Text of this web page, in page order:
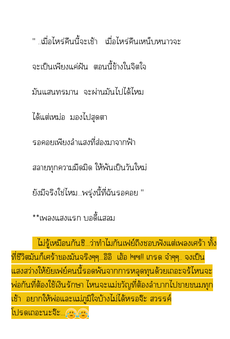
'' ..เมื่อไหร่คืนนี้ะเช้า เมื่อไหร่คืนเหน็บาะ
ะเป็นเพียงแค่ฝัน นี้ข้างใจิตใ
มันแา ะผ่านมันไได้ไ
ได้แต่เหม่อ ไสุดา
เพียงลำแที่ส่องาาฟ้า
าทุกามืดมิด ให้พ้นเป็นวันใหม่
ยังมีจริงใช่ไ...พรุ่งนี้ที่ฉัน ''
**เแแ บอดี้แ
ไม่รู้เหมือนกันซิ...ว่าทำไมกันเฟย์ถึงฟังแต่เเศร้า ทั้ง
ที่ชีวิตมันก็เศร้ามันจริงๆๆ...อิอิ เฮ้อ !๚๚!! เ จ๋าๆๆ.. เป็น
แสว่างให้ยัยเฟย์นี้พ้นาาหลุดทุนด้วยเะจร้ไะ
พ่อกันที่ต้องใช้เงินรักษา ไะแม่ขวัญที่ต้องลำบากไาทุก
เช้า าให้พ่อแะแม่ภูมิใบ้างไม่ได้จ๊ะ สวรรค์
โเะะจ๊ะ...